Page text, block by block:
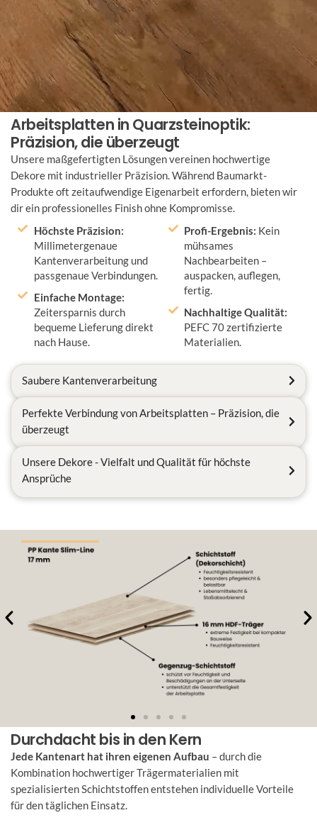
Arbeitsplatten in Quarzsteinoptik:
Präzision, die überzeugt
Unsere maßgefertigten Lösungen vereinen hochwertige
Dekore mit industrieller Präzision. Während Baumarkt-
Produkte oft zeitaufwendige Eigenarbeit erfordern, bieten wir
dir ein professionelles Finish ohne Kompromisse.
Höchste Präzision:
Millimetergenaue
Kantenverarbeitung und
passgenaue Verbindungen.
Einfache Montage:
Zeitersparnis durch
bequeme Lieferung direkt
nach Hause.
Profi-Ergebnis: Kein
mühsames
Nachbearbeiten –
auspacken, auflegen,
fertig.
Nachhaltige Qualität:
PEFC 70 zertifizierte
Materialien.
Saubere Kantenverarbeitung
Perfekte Verbindung von Arbeitsplatten – Präzision, die
überzeugt
Unsere Dekore - Vielfalt und Qualität für höchste
Ansprüche
Durchdacht bis in den Kern
Jede Kantenart hat ihren eigenen Aufbau – durch die
Kombination hochwertiger Trägermaterialien mit
spezialisierten Schichtstoffen entstehen individuelle Vorteile
für den täglichen Einsatz.